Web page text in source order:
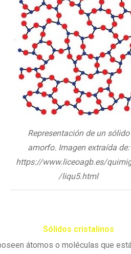
Representación de un sólido
amorfo. Imagen extraída de:
https://www.liceoagb.es/
/liqu5.html
Sólidos cristalinos
átomos o moléculas que